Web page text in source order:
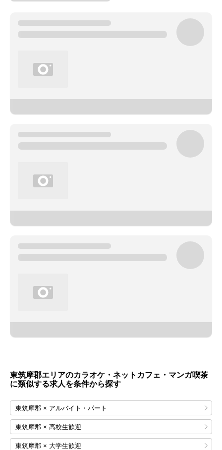
東筑摩郡エリアのカラオケ・ネットカフェ・マンガ喫茶
に類似する求人を条件から探す
東筑摩郡 × アルバイト・パート
東筑摩郡 × 高校生歓迎
東筑摩郡 × 大学生歓迎